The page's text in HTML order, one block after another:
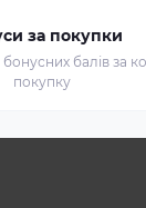
за покупки
балів за
покупку